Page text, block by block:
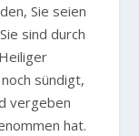
Sie seien
sind durch
sündigt,
vergeben
hat.